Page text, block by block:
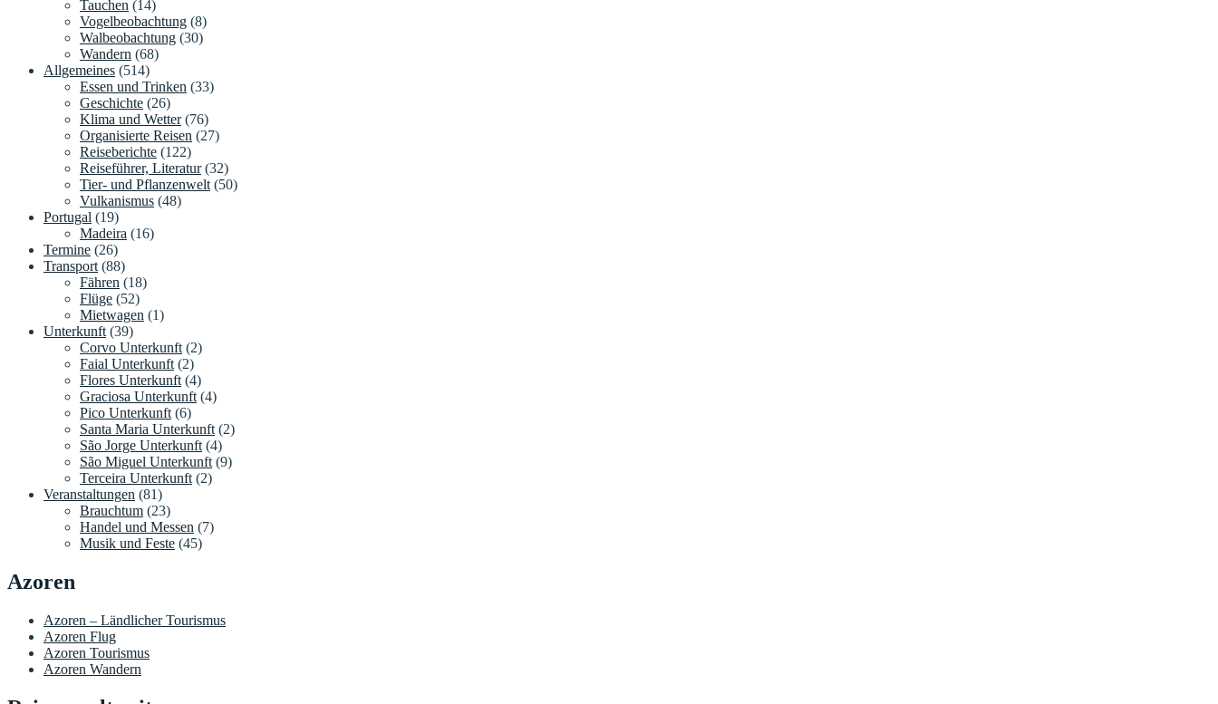
Tauchen (14)
Vogelbeobachtung (8)
Walbeobachtung (30)
Wandern (68)
Allgemeines (514)
Essen und Trinken (33)
Geschichte (26)
Klima und Wetter(76)
Organisierte Reisen (27)
Reiseberichte (122)
Reiseführer, Literatur(32)
Tier- und Pflanzenwelt (50)
Vulkanismus (48)
Portugal (19)
Madeira (16)
Termine (26)
Transport (88)
Fähren (18)
Flüge (52)
Mietwagen (1)
Unterkunft (39)
Corvo Unterkunft (2)
Faial Unterkunft (2)
Flores Unterkunft (4)
Graciosa Unterkunft (4)
Pico Unterkunft (6)
Santa Maria Unterkunft (2)
São Jorge Unterkunft (4)
São Miguel Unterkunft (9)
Terceira Unterkunft (2)
Veranstaltungen (81)
Brauchtum (23)
Handel und Messen (7)
Musik und Feste (45)
Azoren
Azoren – Ländlicher Tourismus
Azoren Flug
Azoren Tourismus
Azoren Wandern